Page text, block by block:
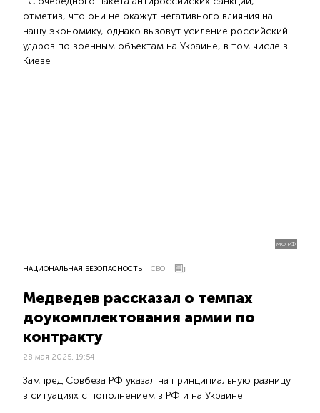
отметив, что они не окажут негативного влияния на
нашу экономику, однако вызовут усиление российский
ударов по военным объектам на Украине, в том числе в
Киеве
МО РФ
НАЦИОНАЛЬНАЯ БЕЗОПАСНОСТЬ СВО
Медведев рассказал о темпах
доукомплектования армии по
контракту
28 мая 2025, 19:54
Зампред Совбеза РФ указал на принципиальную разницу
в ситуациях с пополнением в РФ и на Украине.